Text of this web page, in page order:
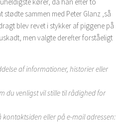
sammen med Peter Glanz ,så
blev revet i stykker af piggene på
men valgte derefter forståeligt
af informationer, historier eller
du venligst vil stille til rådighed for
eller på e-mail adressen: